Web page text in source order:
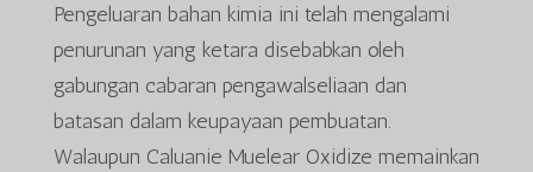
Pengeluaran bahan kimia ini telah mengalami
penurunan yang ketara disebabkan oleh
gabungan cabaran pengawalseliaan dan
batasan dalam keupayaan pembuatan.
Walaupun Caluanie Muelear Oxidize memainkan